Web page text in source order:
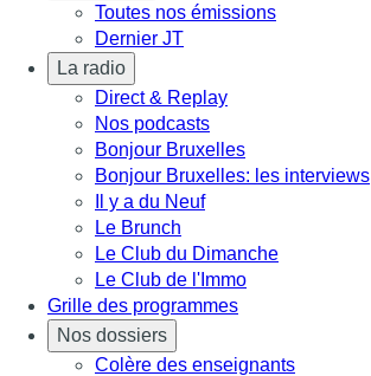
Toutes nos émissions
Dernier JT
La radio
Direct & Replay
Nos podcasts
Bonjour Bruxelles
Bonjour Bruxelles: les interviews
Il y a du Neuf
Le Brunch
Le Club du Dimanche
Le Club de l'Immo
Grille des programmes
Nos dossiers
Colère des enseignants